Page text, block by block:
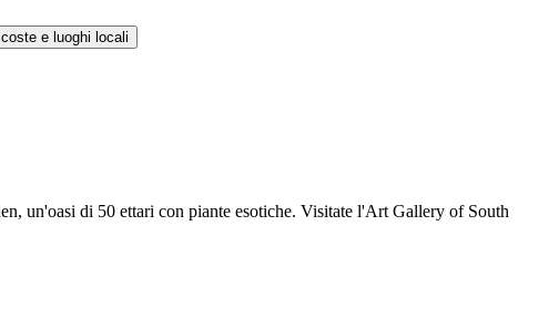
e luoghi locali
un'oasi di 50 ettari con piante esotiche. Visitate l'Art Gallery of South